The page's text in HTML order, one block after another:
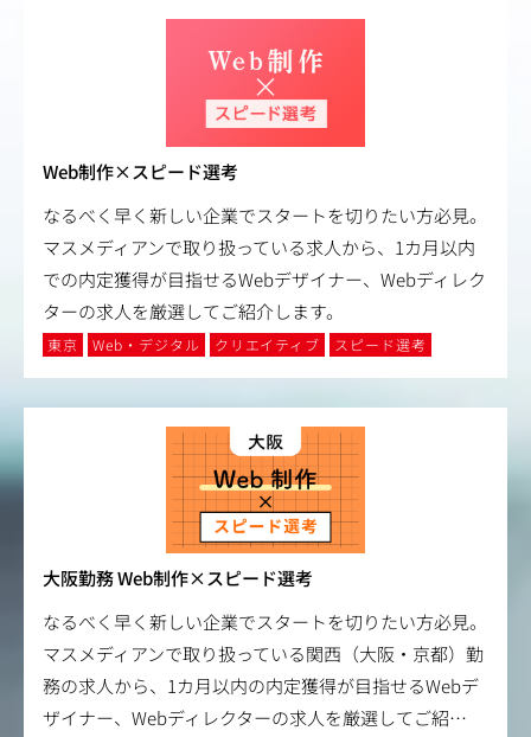
Web制作×スピード選考
なるべく早く新しい企業でスタートを切りたい方必見。
マスメディアンで取り扱っている求人から、1カ月以内
での内定獲得が目指せるWebデザイナー、Webディレク
ターの求人を厳選してご紹介します。
東京 Web・デジタル クリエイティブ スピード選考
大阪勤務 Web制作×スピード選考
なるべく早く新しい企業でスタートを切りたい方必見。
マスメディアンで取り扱っている関西（大阪・京都）勤
務の求人から、1カ月以内の内定獲得が目指せるWebデ
ザイナー、Webディレクターの求人を厳選してご紹…